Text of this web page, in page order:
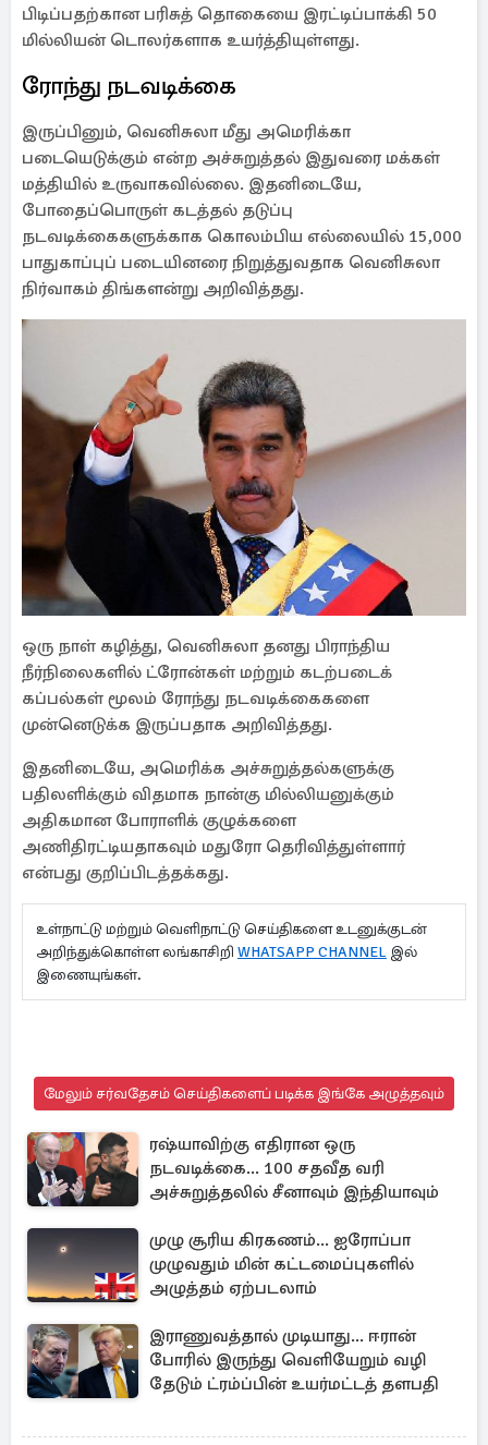
பிடிப்பதற்கான பரிசுத் தொகையை இரட்டிப்பாக்கி 50
மில்லியன் டொலர்களாக உயர்த்தியுள்ளது.
ரோந்து நடவடிக்கை
இருப்பினும், வெனிசுலா மீது அமெரிக்கா
படையெடுக்கும் என்ற அச்சுறுத்தல் இதுவரை மக்கள்
மத்தியில் உருவாகவில்லை. இதனிடையே,
போதைப்பொருள் கடத்தல் தடுப்பு
நடவடிக்கைகளுக்காக கொலம்பிய எல்லையில் 15,000
பாதுகாப்புப் படையினரை நிறுத்துவதாக வெனிசுலா
நிர்வாகம் திங்களன்று அறிவித்தது.
ஒரு நாள் கழித்து, வெனிசுலா தனது பிராந்திய
நீர்நிலைகளில் ட்ரோன்கள் மற்றும் கடற்படைக்
கப்பல்கள் மூலம் ரோந்து நடவடிக்கைகளை
முன்னெடுக்க இருப்பதாக அறிவித்தது.
இதனிடையே, அமெரிக்க அச்சுறுத்தல்களுக்கு
பதிலளிக்கும் விதமாக நான்கு மில்லியனுக்கும்
அதிகமான போராளிக் குழுக்களை
அணிதிரட்டியதாகவும் மதுரோ தெரிவித்துள்ளார்
என்பது குறிப்பிடத்தக்கது.
உள்நாட்டு மற்றும் வெளிநாட்டு செய்திகளை உடனுக்குடன்
அறிந்துக்கொள்ள லங்காசிறி WHATSAPP CHANNEL இல்
இணையுங்கள்.
மேலும் சர்வதேசம் செய்திகளைப் படிக்க இங்கே அழுத்தவும்
ரஷ்யாவிற்கு எதிரான ஒரு
நடவடிக்கை... 100 சதவீத வரி
அச்சுறுத்தலில் சீனாவும் இந்தியாவும்
முழு சூரிய கிரகணம்... ஐரோப்பா
முழுவதும் மின் கட்டமைப்புகளில்
அழுத்தம் ஏற்படலாம்
இராணுவத்தால் முடியாது... ஈரான்
போரில் இருந்து வெளியேறும் வழி
தேடும் ட்ரம்ப்பின் உயர்மட்டத் தளபதி